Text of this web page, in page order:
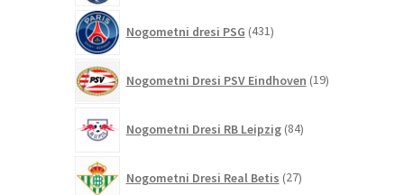
Nogometni dresi PSG 431izdelkov
Nogometni Dresi PSV Eindhoven 19izdelkov
Nogometni Dresi RB Leipzig 84izdelkov
Nogometni Dresi Real Betis 27izdelkov